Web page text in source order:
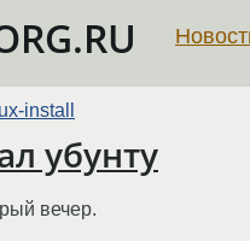
install
убунту
вечер.